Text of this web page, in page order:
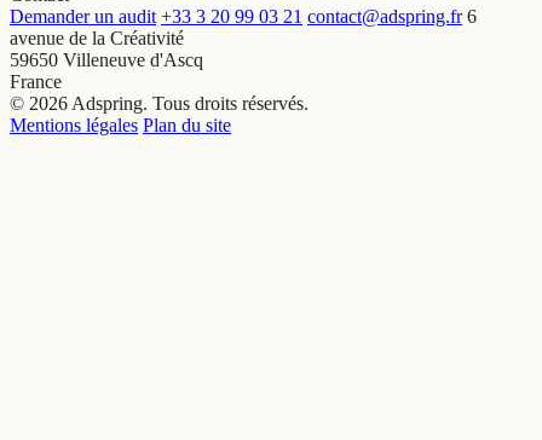
Demander un audit +33 3 20 99 03 21 contact@adspring.fr 6
avenue de la Créativité
59650 Villeneuve d'Ascq
France
© 2026 Adspring. Tous droits réservés.
Mentions légales Plan du site